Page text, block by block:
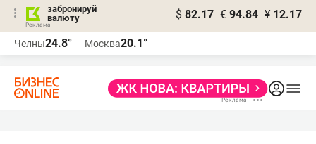
забронируй
валюту
$ 82.17 € 94.84 ¥ 12.17
Челны24.8° Москва20.1°